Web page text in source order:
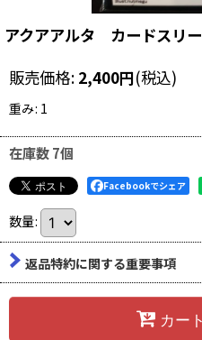
アクアアルタ カードスリ
販売価格: 2,400円(税込)
重み: 1
在庫数 7個
Facebookでシェア
数量:
返品特約に関する重要事項
カー